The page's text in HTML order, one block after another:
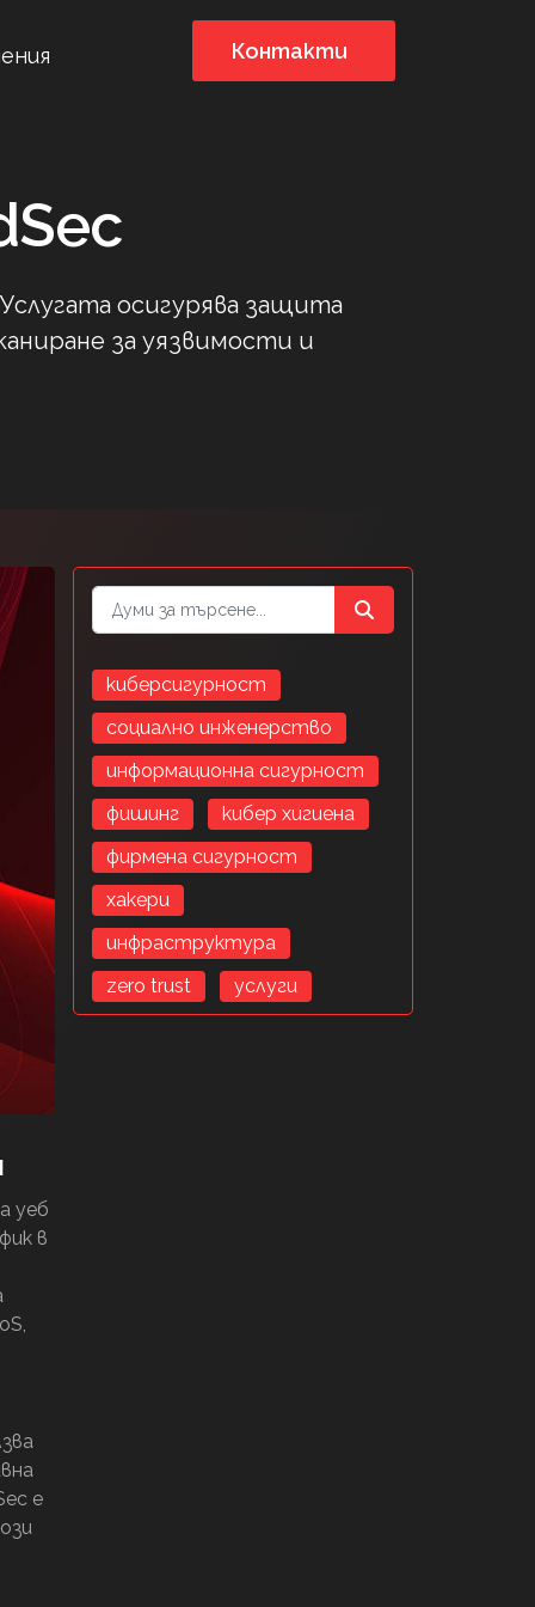
Контакти
осигурява защита
за уязвимости и
уеб
в
е
киберсигурност
социално инженерство
информационна сигурност
фишинг
кибер хигиена
фирмена сигурност
хакери
инфраструктура
zero trust
услуги